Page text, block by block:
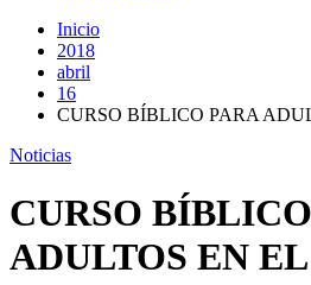
Inicio
2018
abril
16
CURSO BÍBLICO PARA
Noticias
CURSO
ADULTOS EN